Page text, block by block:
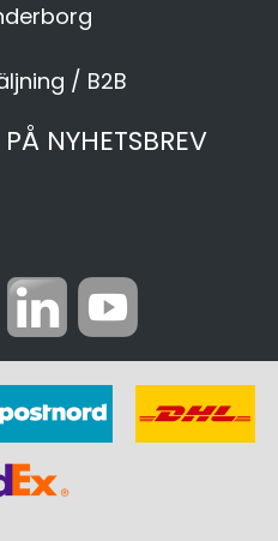
/ B2B
NYHETSBREV